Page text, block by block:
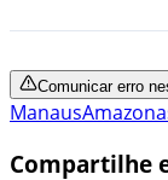
Comunicar erro
Manaus
Compartilhe